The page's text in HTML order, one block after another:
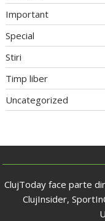
Important
Special
Stiri
Timp liber
Uncategorized
ClujToday face parte
ClujInsider,